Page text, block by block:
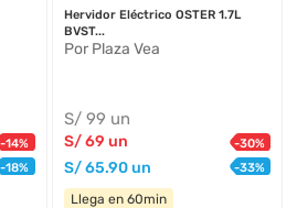
-14%
-18%
Hervidor Eléctrico OSTER 1.7L
BVST...
Por Plaza Vea
S/ 99 un
S/69 un -30%
S/65.90un -33%
Llega en 60min